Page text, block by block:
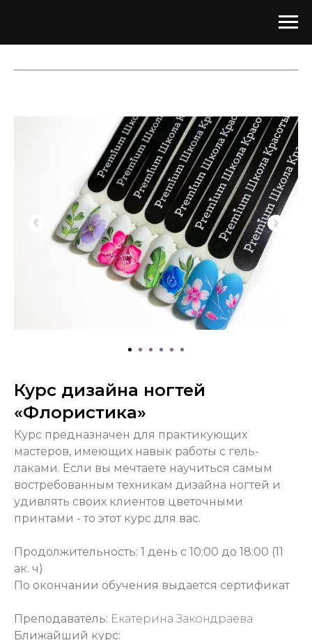
Курс дизайна ногтей
«Флористика»
Курс предназначен для практикующих
мастеров, имеющих навык работы с гель-
лаками. Если вы мечтаете научиться самым
востребованным техникам дизайна ногтей и
удивлять своих клиентов цветочными
принтами - то этот курс для вас.
Продолжительность: 1 день с 10:00 до 18:00 (11
ак. ч)
По окончании обучения выдается сертификат
Преподаватель: Екатерина Закондраева
Ближайший курс: